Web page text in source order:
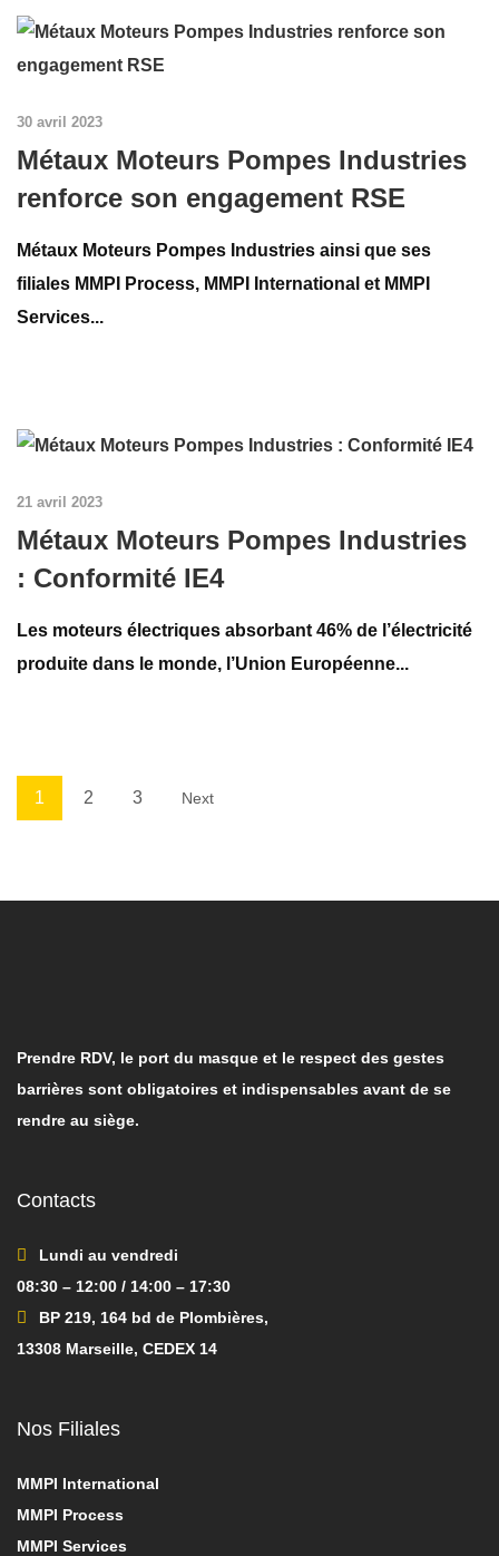
30 avril 2023
Métaux Moteurs Pompes Industries
renforce son engagement RSE
Métaux Moteurs Pompes Industries ainsi que ses
filiales MMPI Process, MMPI International et MMPI
Services...
21 avril 2023
Métaux Moteurs Pompes Industries
: Conformité IE4
Les moteurs électriques absorbant 46% de l’électricité
produite dans le monde, l’Union Européenne...
1 2 3 Next
Prendre RDV, le port du masque et le respect des gestes
barrières sont obligatoires et indispensables avant de se
rendre au siège.
Contacts
Lundi au vendredi
08:30 – 12:00 / 14:00 – 17:30
BP 219, 164 bd de Plombières,
13308 Marseille, CEDEX 14
Nos Filiales
MMPI International
MMPI Process
MMPI Services